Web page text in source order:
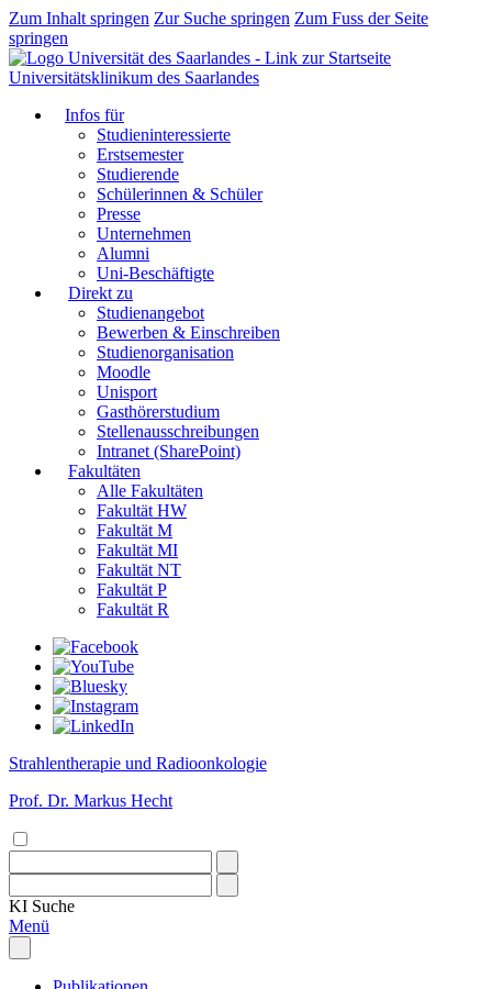
Zum Inhalt springen Zur Suche springen Zum Fuss der Seite
springen
Universitätsklinikum des Saarlandes
Infos für
Studieninteressierte
Erstsemester
Studierende
Schülerinnen & Schüler
Presse
Unternehmen
Alumni
Uni-Beschäftigte
Direkt zu
Studienangebot
Bewerben & Einschreiben
Studienorganisation
Moodle
Unisport
Gasthörerstudium
Stellenausschreibungen
Intranet (SharePoint)
Fakultäten
Alle Fakultäten
Fakultät HW
Fakultät M
Fakultät MI
Fakultät NT
Fakultät P
Fakultät R
Strahlentherapie und Radioonkologie
Prof. Dr. Markus Hecht
KI Suche
Menü